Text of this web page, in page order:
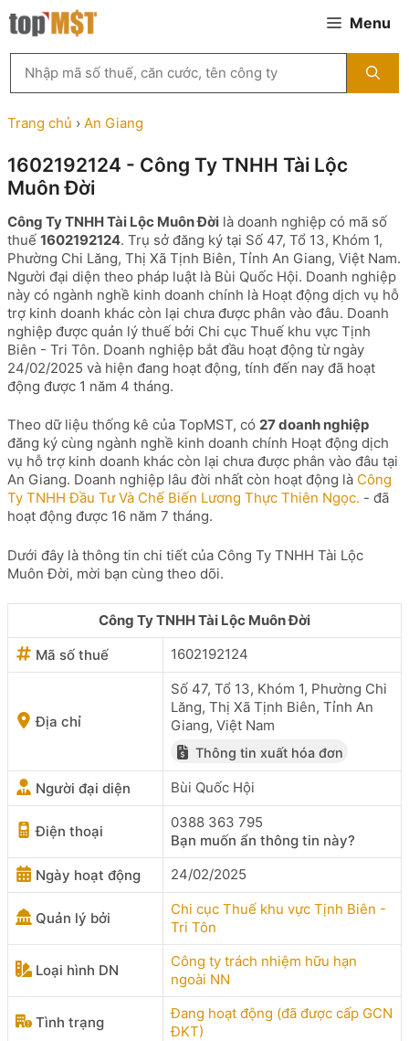
Chuyển
đến
Menu
kiếm
MST
theo
tên
ty,
người
diện
hoặc
mã
số
thuế
...
Trang chủ › An Giang
1602192124 - Công Ty TNHH Tài Lộc
Muôn Đời
Công Ty TNHH Tài Lộc Muôn Đời là doanh nghiệp có mã số
thuế 1602192124. Trụ sở đăng ký tại Số 47, Tổ 13, Khóm 1,
Phường Chi Lăng, Thị Xã Tịnh Biên, Tỉnh An Giang, Việt Nam.
Người đại diện theo pháp luật là Bùi Quốc Hội. Doanh nghiệp
này có ngành nghề kinh doanh chính là Hoạt động dịch vụ hỗ
trợ kinh doanh khác còn lại chưa được phân vào đâu. Doanh
nghiệp được quản lý thuế bởi Chi cục Thuế khu vực Tịnh
Biên - Tri Tôn. Doanh nghiệp bắt đầu hoạt động từ ngày
24/02/2025 và hiện đang hoạt động, tính đến nay đã hoạt
động được 1 năm 4 tháng.
Theo dữ liệu thống kê của TopMST, có 27 doanh nghiệp
đăng ký cùng ngành nghề kinh doanh chính Hoạt động dịch
vụ hỗ trợ kinh doanh khác còn lại chưa được phân vào đâu tại
An Giang. Doanh nghiệp lâu đời nhất còn hoạt động là Công
Ty TNHH Đầu Tư Và Chế Biến Lương Thực Thiên Ngọc. - đã
hoạt động được 16 năm 7 tháng.
Dưới đây là thông tin chi tiết của Công Ty TNHH Tài Lộc
Muôn Đời, mời bạn cùng theo dõi.
Công Ty TNHH Tài Lộc Muôn Đời
Mã số thuế
1602192124
Địa chỉ
Số 47, Tổ 13, Khóm 1, Phường Chi
Lăng, Thị Xã Tịnh Biên, Tỉnh An
Giang, Việt Nam
Thông tin xuất hóa đơn
Người đại diện Bùi Quốc Hội
Điện thoại
0388 363 795
Bạn muốn ẩn thông tin này?
Ngày hoạt động
24/02/2025
Quản lý bởi
Chi cục Thuế khu vực Tịnh Biên -
Tri Tôn
Loại hình DN
Công ty trách nhiệm hữu hạn
ngoài NN
Tình trạng
Đang hoạt động (đã được cấp GCN
ĐKT)